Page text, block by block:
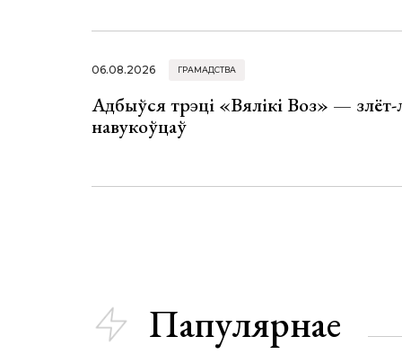
06.08.2026 ГРАМАДСТВА
Адбыўся трэці «Вялікі Воз» — злёт-
навукоўцаў
Папулярнае